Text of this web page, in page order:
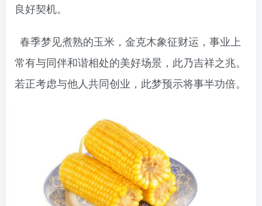
良好契机。
春季梦见煮熟的玉米，金克木象征财运，事业上
常有与同伴和谐相处的美好场景，此乃吉祥之兆。
若正考虑与他人共同创业，此梦预示将事半功倍。